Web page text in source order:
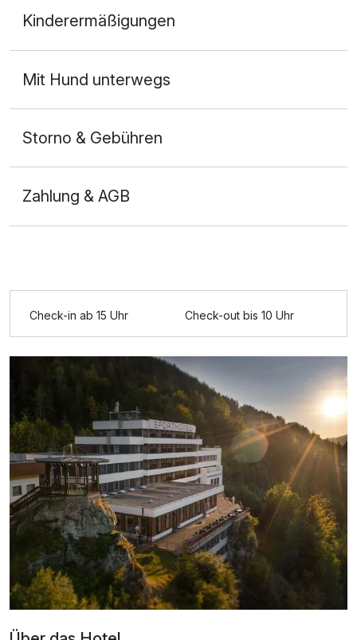
2 Erwachsene und 2 Kinder
Kinderermäßigungen
Mit Hund unterwegs
Storno & Gebühren
Zahlung & AGB
Check-in ab 15 Uhr Check-out bis 10 Uhr